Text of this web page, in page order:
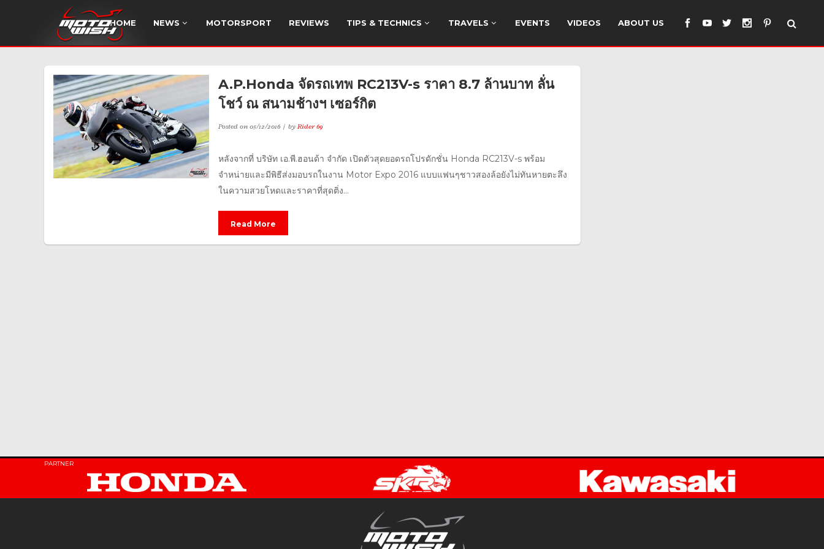
HOME NEWS MOTORSPORT REVIEWS TIPS & TECHNICS TRAVELS EVENTS VIDEOS ABOUT US
A.P.Honda จัดรถเทพ RC213V-s ราคา 8.7 ล้านบาท ลั่น
โชว์ ณ สนามช้างฯ เซอร์กิต
Posted on05/12/2016 byRider 69
หลังจากที่ บริษัท เอ.พี.ฮอนด้า จำกัด เปิดตัวสุดยอดรถโปรดักชั่น Honda RC213V-s พร้อม
จำหน่ายและมีพิธีส่งมอบรถในงาน Motor Expo 2016 แบบแฟนๆชาวสองล้อยังไม่ทันหายตะลึง
ในความสวยโหดและราคาที่สุดติ่ง...
Read More
PARTNER